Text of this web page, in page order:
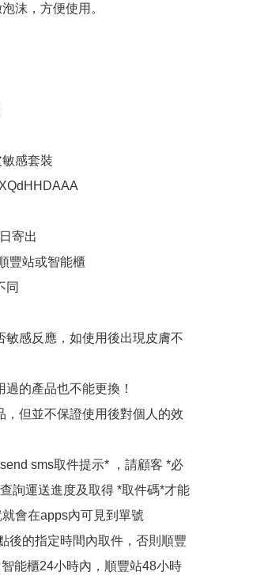
沫，方便使用。
感套裝
寄出
豐站或智能櫃
同
敏感反應，如使用後出現皮膚不
的產品也不能更換！
，但並不保證使用後對個人的效
sms取件提示* ，請顧客 *必
詢運送進度及取得 *取件碼*才能
會在apps內可見到單號
後的指定時間內取件，否則順豐
能櫃24小時內，順豐站48小時